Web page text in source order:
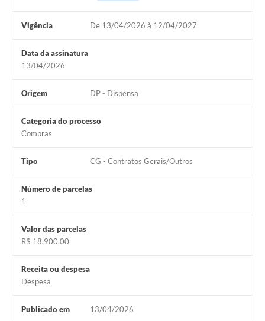
Vigência De 13/04/2026 à 12/04/2027
Data da assinatura
13/04/2026
Origem DP - Dispensa
Categoria do processo
Compras
Tipo CG - Contratos Gerais/Outros
Número de parcelas
1
Valor das parcelas
R$ 18.900,00
Receita ou despesa
Despesa
Publicado em 13/04/2026